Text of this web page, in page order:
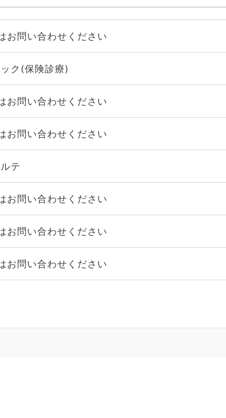
お問い合わせください
ク(保険診療)
お問い合わせください
お問い合わせください
テ
お問い合わせください
お問い合わせください
お問い合わせください